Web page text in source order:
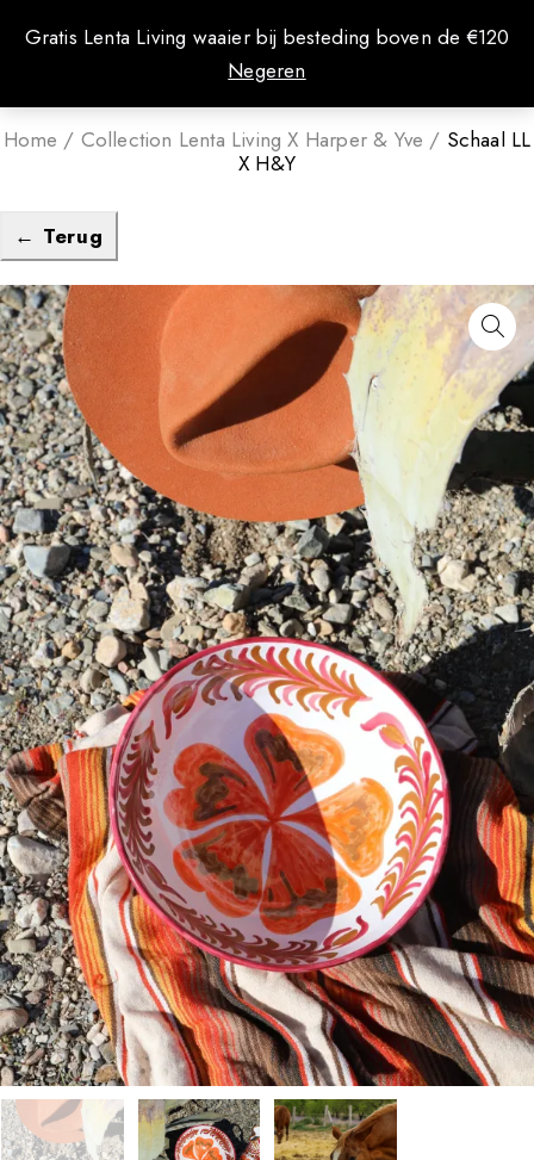
Gratis Lenta Living waaier bij besteding boven de €120
Negeren
0
Home / Collection Lenta Living X Harper & Yve / Schaal LL
X H&Y
← Terug